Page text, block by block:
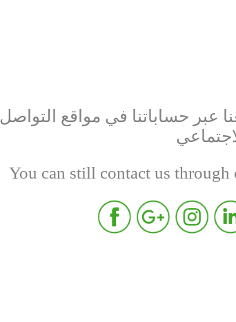
عبر حساباتنا في مواقع التواصل
You can still contact us through